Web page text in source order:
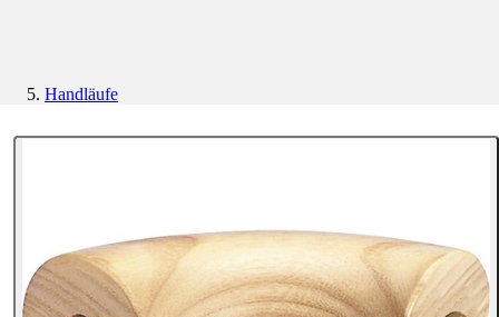
Handläufe